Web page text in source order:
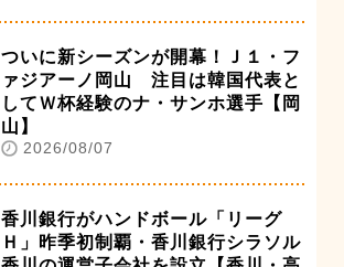
ついに新シーズンが開幕！Ｊ１・フ
ァジアーノ岡山 注目は韓国代表と
してＷ杯経験のナ・サンホ選手【岡
山】
2026/08/07
香川銀行がハンドボール「リーグ
Ｈ」昨季初制覇・香川銀行シラソル